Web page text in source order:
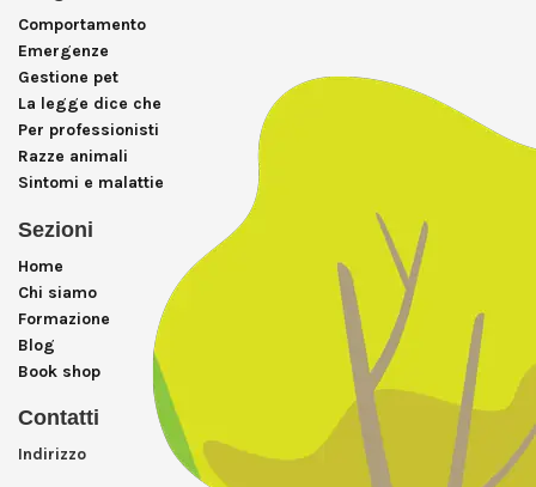
Comportamento
Emergenze
Gestione pet
La legge dice che
Per professionisti
Razze animali
Sintomi e malattie
Sezioni
Home
Chi siamo
Formazione
Blog
Book shop
Contatti
Indirizzo